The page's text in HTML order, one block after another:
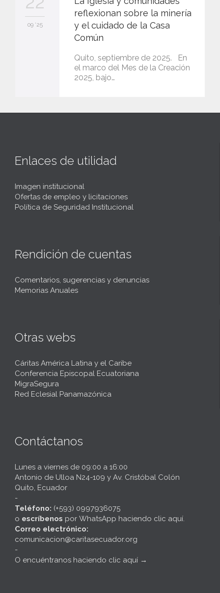
09 '25
reflexionan sobre la minería
y el cuidado de la Casa
Común
Quito, septiembre de 2025. En
el marco del Mes de la Creación
2025, bajo…
Enlaces de utilidad
Imagen institucional
Ofertas de empleo y licitaciones
Política de Seguridad Institucional
Rendición de cuentas
Comentarios, sugerencias y denuncias
Memorias Anuales
Otras webs
Cáritas América Latina y el Caribe
Conferencia Episcopal Ecuatoriana
MigraSegura
Red Eclesial Panamazónica
Contáctanos
Lunes a viernes de 09:00 a 16:00
Antonio de Ulloa N24-109 y Av. Cristóbal Colón
Quito, Ecuador
-
Teléfono: (+593) 0997936075
o escríbenos por WhatsApp haciendo clic aquí
Correo electrónico:
comunicacion@caritasecuador.org
-
O encuéntranos haciendo clic aquí →